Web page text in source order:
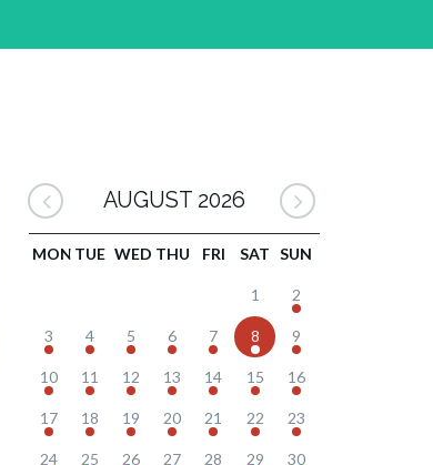
AUGUST 2026
MON TUE WED THU FRI SAT SUN
1 2
3 4 5 6 7 8 9
10 11 12 13 14 15 16
17 18 19 20 21 22 23
24 25 26 27 28 29 30